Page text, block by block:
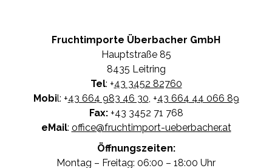
Fruchtimporte Überbacher GmbH
Hauptstraße 85
8435 Leitring
Tel: +43 3452 82760
Mobil: +43 664 983 46 30, +43 664 44 066 89
Fax:+43 3452 71 768
eMail: office@fruchtimport-ueberbacher.at
Öffnungszeiten:
Montag – Freitag: 06:00 – 18:00 Uhr